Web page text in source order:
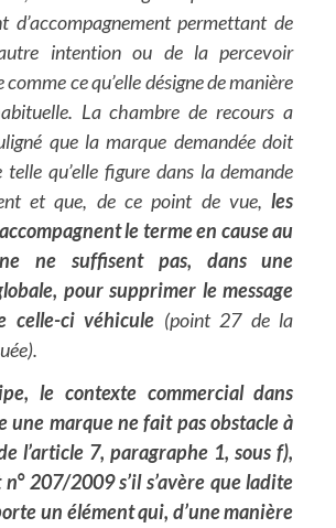
d’accompagnement permettant de
intention ou de la percevoir
ce qu’elle désigne de manière
La chambre de recours a
que la marque demandée doit
telle qu’elle figure dans la demande
et que, de ce point de vue,les
le terme en cause au
ne suffisent pas, dans une
pour supprimer le message
celle-ci véhicule (point 27 de la
le contexte commercial dans
une marque ne fait pas obstacle à
l’article 7, paragraphe 1, sous f),
207/2009 s’il s’avère que ladite
un élément qui, d’une manière